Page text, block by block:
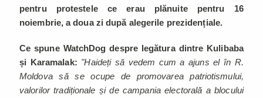
pentru protestele ce erau plănuite pentru 16
noiembrie, a doua zi după alegerile prezidențiale.
Ce spune WatchDog despre legătura dintre Kulibaba
și Karamalak: "Haideți să vedem cum a ajuns el în R.
Moldova să se ocupe de promovarea patriotismului,
valorilor tradiționale și de campania electorală a blocului